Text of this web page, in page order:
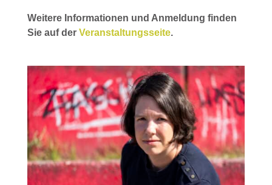
Weitere Informationen und Anmeldung finden
Sie auf der Veranstaltungsseite.